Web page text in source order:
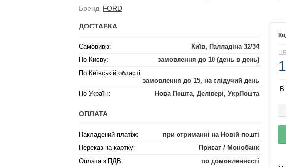
Бренд FORD
В
ДОСТАВКА
Самовивіз:
Київ, Палладіна 32/34
По Києву:
замовлення до 10 (день в день)
По Київській області:
замовлення до 15, на слідучий день
По Україні:
Нова Пошта, Делівері, УкрПошта
ОПЛАТА
Накладений платіж:
при отриманні на Новій пошті
Переказ на картку:
Приват / Монобанк
Оплата з ПДВ:
по домовленності